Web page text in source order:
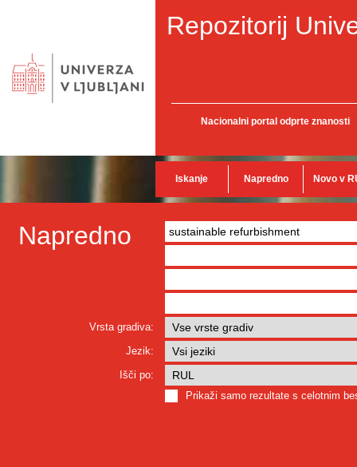
Repozitorij
Nacionalni portal odprte znanosti
Iskanje Napredno Novo v
Napredno
Vrsta gradiva:
Jezik:
Išči po:
Prikaži samo rezultate s celotnim